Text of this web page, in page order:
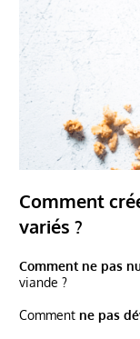
Comment
variés ?
Comment ne pas
viande ?
Comment ne pas